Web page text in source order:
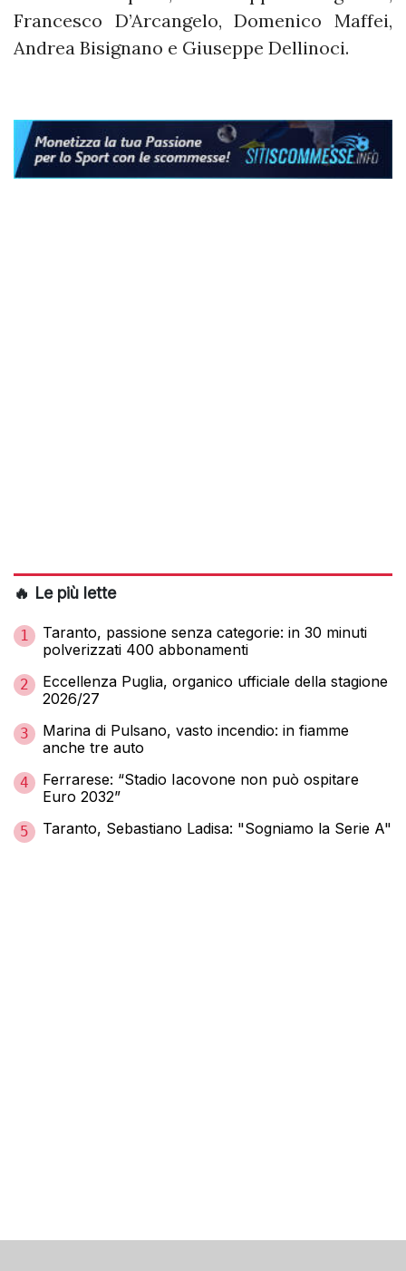
Francesco D’Arcangelo, Domenico Maffei,
Andrea Bisignano e Giuseppe Dellinoci.
🔥 Le più lette
1
Taranto, passione senza categorie: in 30 minuti
polverizzati 400 abbonamenti
2
Eccellenza Puglia, organico ufficiale della stagione
2026/27
3
Marina di Pulsano, vasto incendio: in fiamme
anche tre auto
4
Ferrarese: “Stadio Iacovone non può ospitare
Euro 2032”
5 Taranto, Sebastiano Ladisa: "Sogniamo la Serie A"